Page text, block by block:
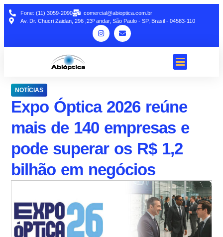
Fone: (11) 3059-2090
comercial@abioptica.com.br
Av. Dr. Chucri Zaidan, 296 ,23º andar, São Paulo - SP, Brasil - 04583-110
NOTÍCIAS
Expo Óptica 2026 reúne
mais de 140 empresas e
pode superar os R$ 1,2
bilhão em negócios